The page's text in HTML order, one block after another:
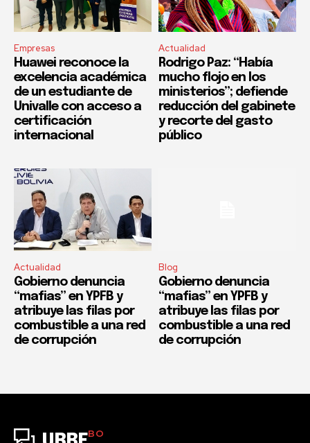
Empresas
Huawei reconoce la
excelencia académica
de un estudiante de
Univalle con acceso a
certificación
internacional
Actualidad
Rodrigo Paz: “Había
mucho flojo en los
ministerios”; defiende
reducción del gabinete
y recorte del gasto
público
Actualidad
Gobierno denuncia
“mafias” en YPFB y
atribuye las filas por
combustible a una red
de corrupción
Blog
Gobierno denuncia
“mafias” en YPFB y
atribuye las filas por
combustible a una red
de corrupción
BO